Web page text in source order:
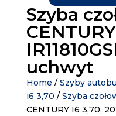
Szyba
uchwyt
Home / Szyby
i6 3,70 / Szyba
CENTURY I6 3,70,